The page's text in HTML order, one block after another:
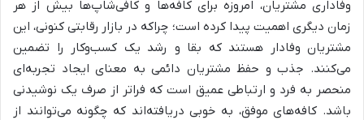
وفاداری مشتریان، امروزه برای کافه‌ها و کافی‌شاپ‌ها بیش از هر
زمان دیگری اهمیت پیدا کرده است؛ چراکه در بازار رقابتی کنونی، این
مشتریان وفادار هستند که بقا و رشد یک کسب‌وکار را تضمین
می‌کنند. جذب و حفظ مشتریان دائمی به معنای ایجاد تجربه‌ای
منحصر به فرد و ارتباطی عمیق است که فراتر از صرف یک نوشیدنی
باشد. کافه‌های موفق، به خوبی دریافته‌اند که چگونه می‌توانند از